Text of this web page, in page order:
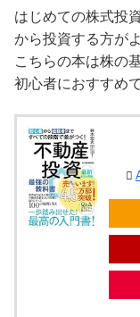
はじめての株式投
から投資する方が
こちらの本は株の
初心者におすすめ